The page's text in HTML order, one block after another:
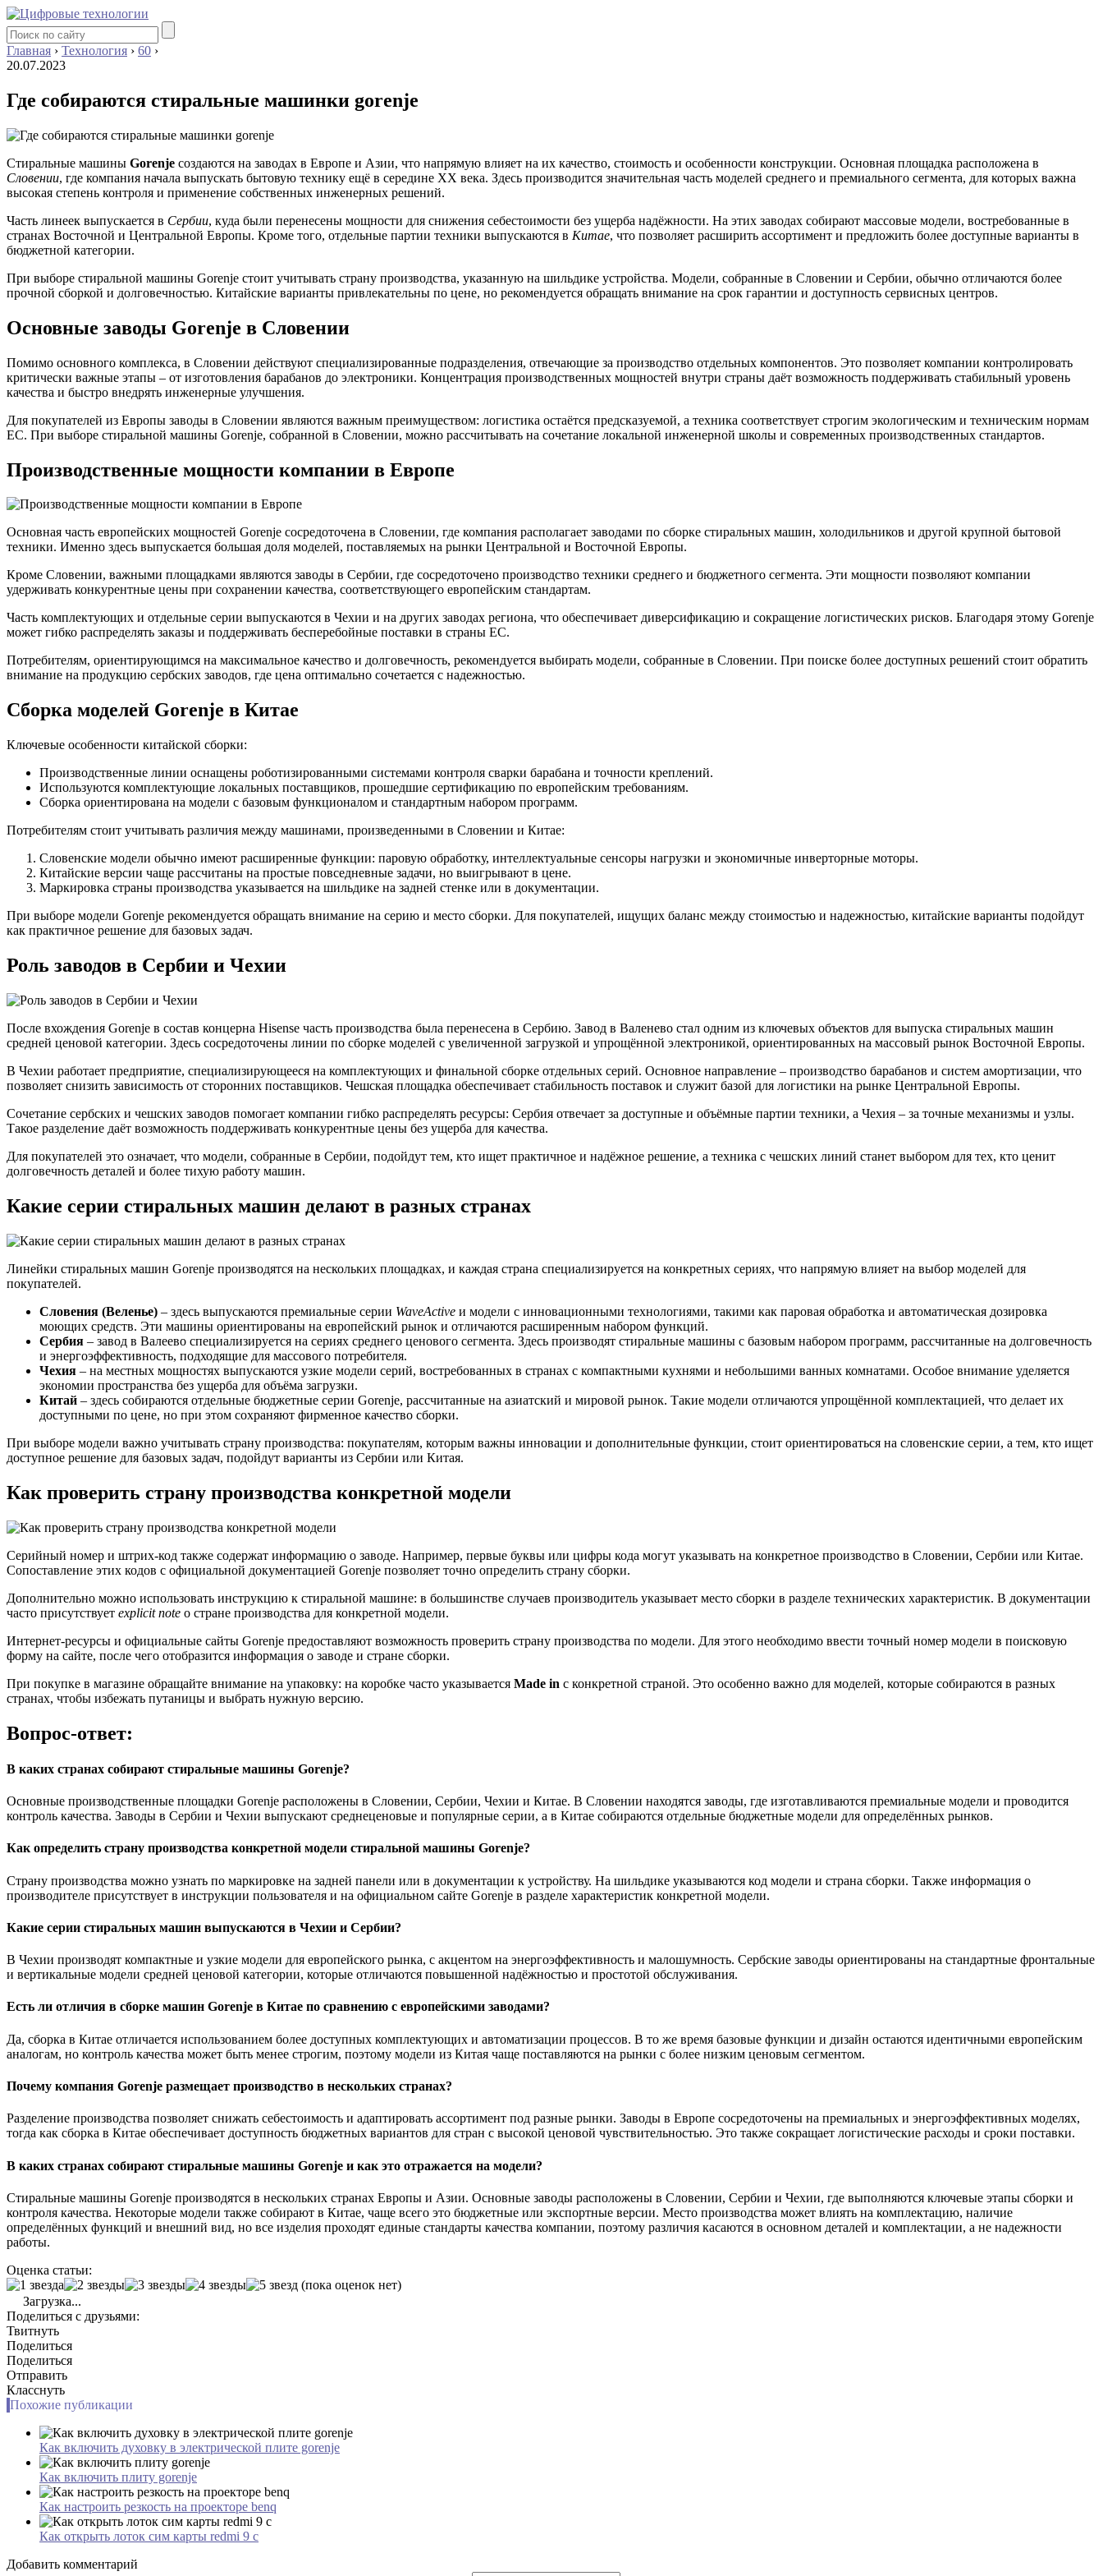
Главная › Технология › 60 ›
20.07.2023
Где собираются стиральные машинки gorenje
Стиральные машины Gorenje создаются на заводах в Европе и Азии, что напрямую влияет на их качество, стоимость и особенности конструкции. Основная площадка расположена в
Словении, где компания начала выпускать бытовую технику ещё в середине XX века. Здесь производится значительная часть моделей среднего и премиального сегмента, для которых важна
высокая степень контроля и применение собственных инженерных решений.
Часть линеек выпускается в Сербии, куда были перенесены мощности для снижения себестоимости без ущерба надёжности. На этих заводах собирают массовые модели, востребованные в
странах Восточной и Центральной Европы. Кроме того, отдельные партии техники выпускаются в Китае, что позволяет расширить ассортимент и предложить более доступные варианты в
бюджетной категории.
При выборе стиральной машины Gorenje стоит учитывать страну производства, указанную на шильдике устройства. Модели, собранные в Словении и Сербии, обычно отличаются более
прочной сборкой и долговечностью. Китайские варианты привлекательны по цене, но рекомендуется обращать внимание на срок гарантии и доступность сервисных центров.
Основные заводы Gorenje в Словении
Помимо основного комплекса, в Словении действуют специализированные подразделения, отвечающие за производство отдельных компонентов. Это позволяет компании контролировать
критически важные этапы – от изготовления барабанов до электроники. Концентрация производственных мощностей внутри страны даёт возможность поддерживать стабильный уровень
качества и быстро внедрять инженерные улучшения.
Для покупателей из Европы заводы в Словении являются важным преимуществом: логистика остаётся предсказуемой, а техника соответствует строгим экологическим и техническим нормам
ЕС. При выборе стиральной машины Gorenje, собранной в Словении, можно рассчитывать на сочетание локальной инженерной школы и современных производственных стандартов.
Производственные мощности компании в Европе
Основная часть европейских мощностей Gorenje сосредоточена в Словении, где компания располагает заводами по сборке стиральных машин, холодильников и другой крупной бытовой
техники. Именно здесь выпускается большая доля моделей, поставляемых на рынки Центральной и Восточной Европы.
Кроме Словении, важными площадками являются заводы в Сербии, где сосредоточено производство техники среднего и бюджетного сегмента. Эти мощности позволяют компании
удерживать конкурентные цены при сохранении качества, соответствующего европейским стандартам.
Часть комплектующих и отдельные серии выпускаются в Чехии и на других заводах региона, что обеспечивает диверсификацию и сокращение логистических рисков. Благодаря этому Gorenje
может гибко распределять заказы и поддерживать бесперебойные поставки в страны ЕС.
Потребителям, ориентирующимся на максимальное качество и долговечность, рекомендуется выбирать модели, собранные в Словении. При поиске более доступных решений стоит обратить
внимание на продукцию сербских заводов, где цена оптимально сочетается с надежностью.
Сборка моделей Gorenje в Китае
Ключевые особенности китайской сборки:
Производственные линии оснащены роботизированными системами контроля сварки барабана и точности креплений.
Используются комплектующие локальных поставщиков, прошедшие сертификацию по европейским требованиям.
Сборка ориентирована на модели с базовым функционалом и стандартным набором программ.
Потребителям стоит учитывать различия между машинами, произведенными в Словении и Китае:
Словенские модели обычно имеют расширенные функции: паровую обработку, интеллектуальные сенсоры нагрузки и экономичные инверторные моторы.
Китайские версии чаще рассчитаны на простые повседневные задачи, но выигрывают в цене.
Маркировка страны производства указывается на шильдике на задней стенке или в документации.
При выборе модели Gorenje рекомендуется обращать внимание на серию и место сборки. Для покупателей, ищущих баланс между стоимостью и надежностью, китайские варианты подойдут
как практичное решение для базовых задач.
Роль заводов в Сербии и Чехии
После вхождения Gorenje в состав концерна Hisense часть производства была перенесена в Сербию. Завод в Валенево стал одним из ключевых объектов для выпуска стиральных машин
средней ценовой категории. Здесь сосредоточены линии по сборке моделей с увеличенной загрузкой и упрощённой электроникой, ориентированных на массовый рынок Восточной Европы.
В Чехии работает предприятие, специализирующееся на комплектующих и финальной сборке отдельных серий. Основное направление – производство барабанов и систем амортизации, что
позволяет снизить зависимость от сторонних поставщиков. Чешская площадка обеспечивает стабильность поставок и служит базой для логистики на рынке Центральной Европы.
Сочетание сербских и чешских заводов помогает компании гибко распределять ресурсы: Сербия отвечает за доступные и объёмные партии техники, а Чехия – за точные механизмы и узлы.
Такое разделение даёт возможность поддерживать конкурентные цены без ущерба для качества.
Для покупателей это означает, что модели, собранные в Сербии, подойдут тем, кто ищет практичное и надёжное решение, а техника с чешских линий станет выбором для тех, кто ценит
долговечность деталей и более тихую работу машин.
Какие серии стиральных машин делают в разных странах
Линейки стиральных машин Gorenje производятся на нескольких площадках, и каждая страна специализируется на конкретных сериях, что напрямую влияет на выбор моделей для
покупателей.
Словения (Веленье) – здесь выпускаются премиальные серии WaveActive и модели с инновационными технологиями, такими как паровая обработка и автоматическая дозировка
моющих средств. Эти машины ориентированы на европейский рынок и отличаются расширенным набором функций.
Сербия – завод в Валеево специализируется на сериях среднего ценового сегмента. Здесь производят стиральные машины с базовым набором программ, рассчитанные на долговечность
и энергоэффективность, подходящие для массового потребителя.
Чехия – на местных мощностях выпускаются узкие модели серий, востребованных в странах с компактными кухнями и небольшими ванных комнатами. Особое внимание уделяется
экономии пространства без ущерба для объёма загрузки.
Китай – здесь собираются отдельные бюджетные серии Gorenje, рассчитанные на азиатский и мировой рынок. Такие модели отличаются упрощённой комплектацией, что делает их
доступными по цене, но при этом сохраняют фирменное качество сборки.
При выборе модели важно учитывать страну производства: покупателям, которым важны инновации и дополнительные функции, стоит ориентироваться на словенские серии, а тем, кто ищет
доступное решение для базовых задач, подойдут варианты из Сербии или Китая.
Как проверить страну производства конкретной модели
Серийный номер и штрих-код также содержат информацию о заводе. Например, первые буквы или цифры кода могут указывать на конкретное производство в Словении, Сербии или Китае.
Сопоставление этих кодов с официальной документацией Gorenje позволяет точно определить страну сборки.
Дополнительно можно использовать инструкцию к стиральной машине: в большинстве случаев производитель указывает место сборки в разделе технических характеристик. В документации
часто присутствует explicit note о стране производства для конкретной модели.
Интернет-ресурсы и официальные сайты Gorenje предоставляют возможность проверить страну производства по модели. Для этого необходимо ввести точный номер модели в поисковую
форму на сайте, после чего отобразится информация о заводе и стране сборки.
При покупке в магазине обращайте внимание на упаковку: на коробке часто указывается Made in с конкретной страной. Это особенно важно для моделей, которые собираются в разных
странах, чтобы избежать путаницы и выбрать нужную версию.
Вопрос-ответ:
В каких странах собирают стиральные машины Gorenje?
Основные производственные площадки Gorenje расположены в Словении, Сербии, Чехии и Китае. В Словении находятся заводы, где изготавливаются премиальные модели и проводится
контроль качества. Заводы в Сербии и Чехии выпускают среднеценовые и популярные серии, а в Китае собираются отдельные бюджетные модели для определённых рынков.
Как определить страну производства конкретной модели стиральной машины Gorenje?
Страну производства можно узнать по маркировке на задней панели или в документации к устройству. На шильдике указываются код модели и страна сборки. Также информация о
производителе присутствует в инструкции пользователя и на официальном сайте Gorenje в разделе характеристик конкретной модели.
Какие серии стиральных машин выпускаются в Чехии и Сербии?
В Чехии производят компактные и узкие модели для европейского рынка, с акцентом на энергоэффективность и малошумность. Сербские заводы ориентированы на стандартные фронтальные
и вертикальные модели средней ценовой категории, которые отличаются повышенной надёжностью и простотой обслуживания.
Есть ли отличия в сборке машин Gorenje в Китае по сравнению с европейскими заводами?
Да, сборка в Китае отличается использованием более доступных комплектующих и автоматизации процессов. В то же время базовые функции и дизайн остаются идентичными европейским
аналогам, но контроль качества может быть менее строгим, поэтому модели из Китая чаще поставляются на рынки с более низким ценовым сегментом.
Почему компания Gorenje размещает производство в нескольких странах?
Разделение производства позволяет снижать себестоимость и адаптировать ассортимент под разные рынки. Заводы в Европе сосредоточены на премиальных и энергоэффективных моделях,
тогда как сборка в Китае обеспечивает доступность бюджетных вариантов для стран с высокой ценовой чувствительностью. Это также сокращает логистические расходы и сроки поставки.
В каких странах собирают стиральные машины Gorenje и как это отражается на модели?
Стиральные машины Gorenje производятся в нескольких странах Европы и Азии. Основные заводы расположены в Словении, Сербии и Чехии, где выполняются ключевые этапы сборки и
контроля качества. Некоторые модели также собирают в Китае, чаще всего это бюджетные или экспортные версии. Место производства может влиять на комплектацию, наличие
определённых функций и внешний вид, но все изделия проходят единые стандарты качества компании, поэтому различия касаются в основном деталей и комплектации, а не надежности
работы.
Оценка статьи:
(пока оценок нет)
Загрузка...
Поделиться с друзьями:
Твитнуть
Поделиться
Поделиться
Отправить
Класснуть
Похожие публикации
Как включить духовку в электрической плите gorenje
Как включить плиту gorenje
Как настроить резкость на проекторе benq
Как открыть лоток сим карты redmi 9 с
Добавить комментарий